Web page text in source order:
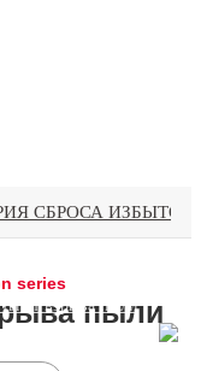
от взрыва пыли
СБРОСА
series
пыли